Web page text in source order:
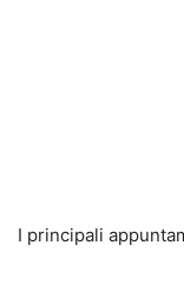
I principali